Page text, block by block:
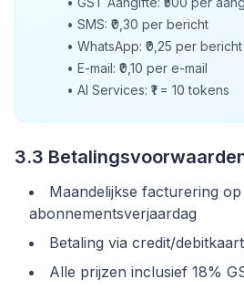
• SMS: ₹0,30 per bericht
• WhatsApp: ₹0,25 per bericht
• E-mail: ₹0,10 per e-mail
• AI Services: ₹1 = 10 tokens
3.3
Maandelijkse facturering op
abonnementsverjaardag
Betaling via credit/
Alle prijzen inclusief 18%